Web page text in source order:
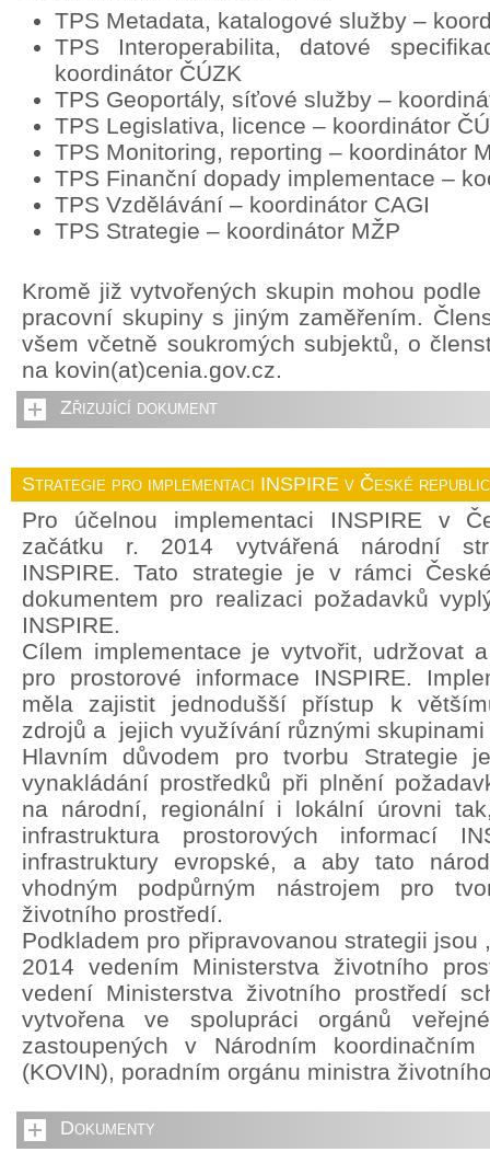
TPS Metadata, katalogové služby –
TPS Interoperabilita, datové
koordinátor ČÚZK
TPS Geoportály, síťové služby –
TPS Legislativa, licence – koordinátor
TPS Monitoring, reporting – koordinátor
TPS Finanční dopady implementace –
TPS Vzdělávání – koordinátor CAGI
TPS Strategie – koordinátor MŽP
Kromě již vytvořených skupin mohou
pracovní skupiny s jiným zaměřením.
všem včetně soukromých subjektů, o
na kovin(at)cenia.gov.cz.
Zřizující dokument
Strategie pro implementaci INSPIRE v České
Pro účelnou implementaci INSPIRE v
začátku r. 2014 vytvářená národní
INSPIRE. Tato strategie je v rámci
dokumentem pro realizaci požadavků
INSPIRE.
Cílem implementace je vytvořit, udržovat
pro prostorové informace INSPIRE.
měla zajistit jednodušší přístup k
zdrojů a jejich využívání různými skupinami
Hlavním důvodem pro tvorbu Strategie
vynakládání prostředků při plnění
na národní, regionální i lokální úrovni
infrastruktura prostorových informací
infrastruktury evropské, a aby tato
vhodným podpůrným nástrojem pro
životního prostředí.
Podkladem pro připravovanou strategii jsou
2014 vedením Ministerstva životního
vedení Ministerstva životního prostředí
vytvořena ve spolupráci orgánů
zastoupených v Národním
(KOVIN), poradním orgánu ministra
Dokumenty